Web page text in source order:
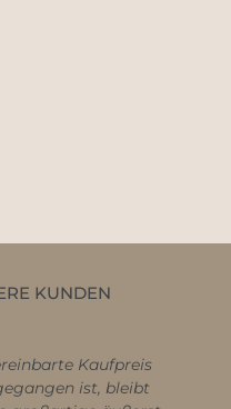
KUNDEN
Sehr professionell,
schnell! Zielstrebig